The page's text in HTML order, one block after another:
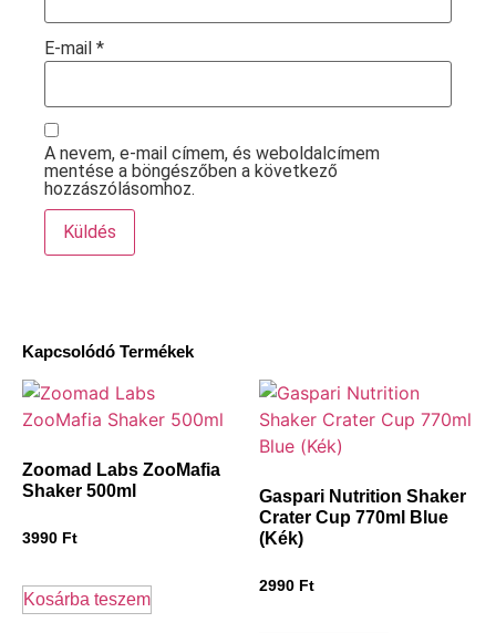
Kapcsolódó Termékek
Zoomad Labs ZooMafia
Shaker 500ml
3990 Ft
Kosárba teszem
Gaspari Nutrition Shaker
Crater Cup 770ml Blue
(Kék)
2990 Ft
E-mail *
A nevem, e-mail címem, és weboldalcímem
mentése a böngészőben a következő
hozzászólásomhoz.